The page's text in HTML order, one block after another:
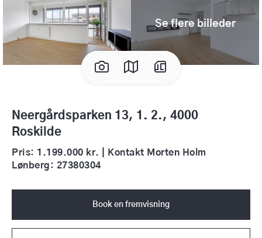
Se flere billeder
Neergårdsparken 13, 1. 2., 4000
Roskilde
Pris: 1.199.000 kr. | Kontakt Morten Holm
Lønberg: 27380304
Book en fremvisning